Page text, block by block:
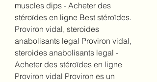
muscles dips - Acheter des
stéroïdes en ligne Best stéroïdes.
Proviron vidal, steroides
anabolisants legal Proviron vidal,
steroides anabolisants legal -
Acheter des stéroïdes en ligne
Proviron vidal Proviron es un